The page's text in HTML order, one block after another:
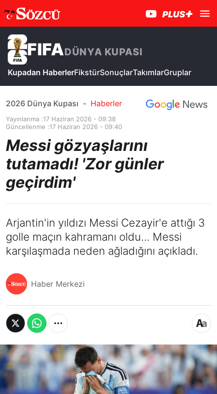
FIFADÜNYA KUPASI
Kupadan HaberlerFikstürSonuçlarTakımlarGruplar
2026 Dünya Kupası - Haberler
Yayınlanma :17 Haziran 2026 - 09:38
Güncellenme :17 Haziran 2026 - 09:40
Messi gözyaşlarını
tutamadı! 'Zor günler
geçirdim'
Arjantin'in yıldızı Messi Cezayir'e attığı 3
golle maçın kahramanı oldu... Messi
karşılaşmada neden ağladığını açıkladı.
Haber Merkezi